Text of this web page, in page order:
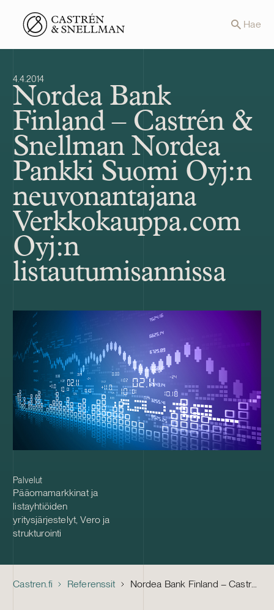
Front page Hae
4.4.2014
Nordea Bank
Finland – Castrén &
Snellman Nordea
Pankki Suomi Oyj:n
neuvonantajana
Verkkokauppa.com
Oyj:n
listautumisannissa
Palvelut
Pääomamarkkinat ja
listayhtiöiden
yritysjärjestelyt,Vero ja
strukturointi
Castren.fi Referenssit Nordea Bank Finland – Castrén & Snellman Nordea Pankki Suomi Oyj:n neuvonantajana Verkkokauppa.com Oyj:n listautumisannissa